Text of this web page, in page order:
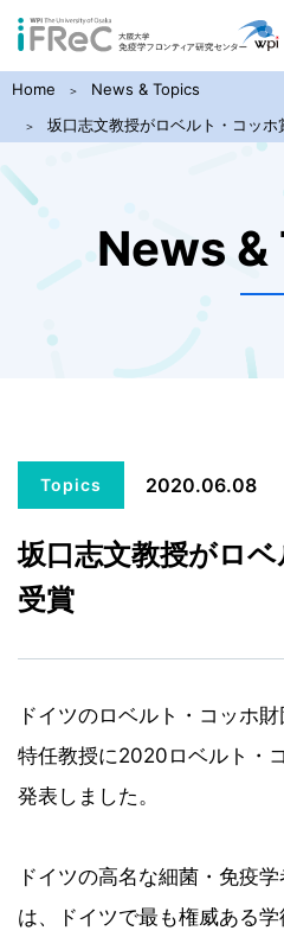
Home
News & Topics
坂口志文教授がロベルト・コッホ
News
Topics 2020.06.08
坂口志文教授がロ
受賞
ドイツのロベルト・コッホ
特任教授に2020ロベルト・
発表しました。
ドイツの高名な細菌・免疫
は、ドイツで最も権威ある